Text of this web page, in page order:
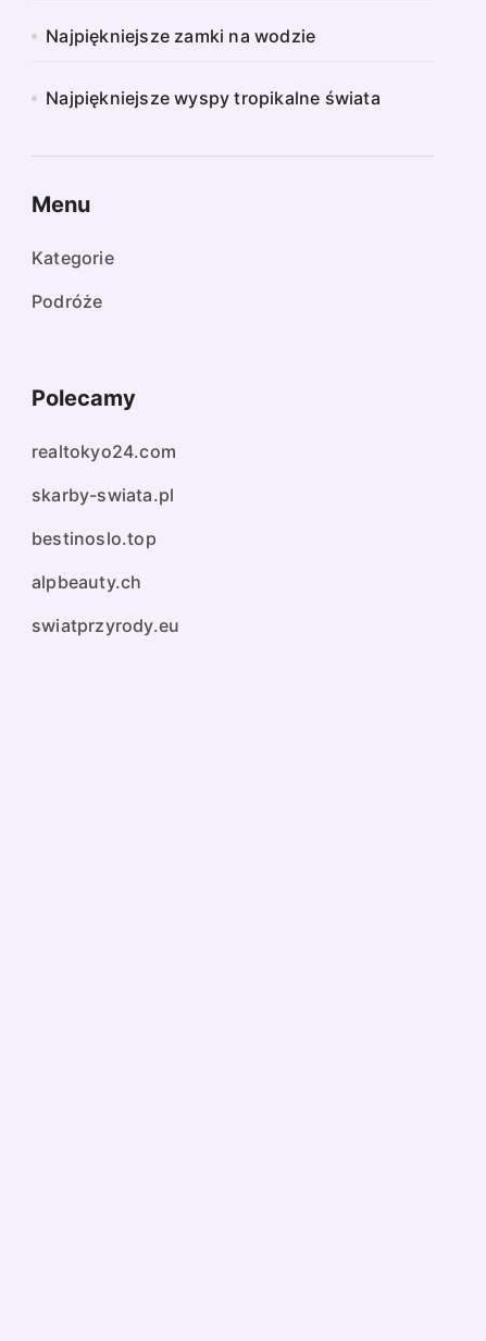
Najpiękniejsze zamki na wodzie
Najpiękniejsze wyspy tropikalne świata
Menu
Kategorie
Podróże
Polecamy
realtokyo24.com
skarby-swiata.pl
bestinoslo.top
alpbeauty.ch
swiatprzyrody.eu